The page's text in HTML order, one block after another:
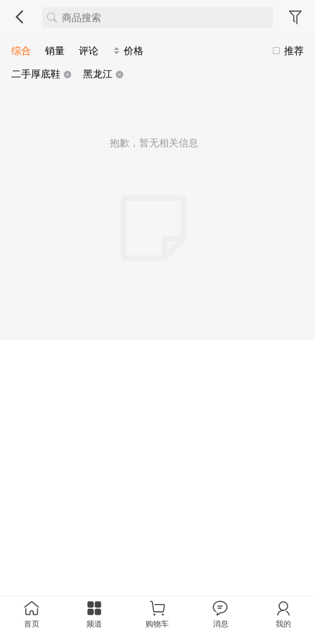
推荐
综合 销量 评论
价格
二手厚底鞋
黑龙江
抱歉，暂无相关信息
首页 频道 购物车 消息 我的